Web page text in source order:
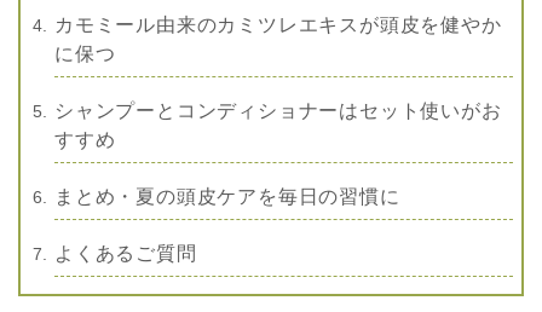
カモミール由来のカミツレエキスが頭皮を健やか
に保つ
シャンプーとコンディショナーはセット使いがお
すすめ
まとめ・夏の頭皮ケアを毎日の習慣に
よくあるご質問